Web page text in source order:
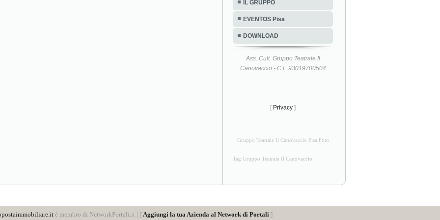
IL GRUPPO
EVENTOS Pisa
DOWNLOAD
Ass. Cult. Gruppo Teatrale Il
Canovaccio - C.F. 93019700504
[ Privacy ]
Gruppo Teatrale Il Canovaccio Pisa Foto
Tag Gruppo Teatrale Il Canovaccio
è membro di NetworkPortali.it | [ Aggiungi la tua Azienda al Network di Portali ]